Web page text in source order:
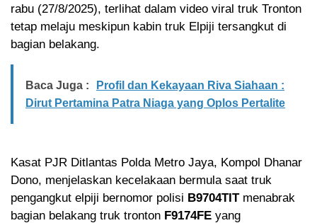
rabu (27/8/2025), terlihat dalam video viral truk Tronton
tetap melaju meskipun kabin truk Elpiji tersangkut di
bagian belakang.
Baca Juga :
Profil dan Kekayaan Riva Siahaan :
Dirut Pertamina Patra Niaga yang Oplos Pertalite
Kasat PJR Ditlantas Polda Metro Jaya, Kompol Dhanar
Dono, menjelaskan kecelakaan bermula saat truk
pengangkut elpiji bernomor polisi B9704TITmenabrak
bagian belakang truk tronton F9174FE yang